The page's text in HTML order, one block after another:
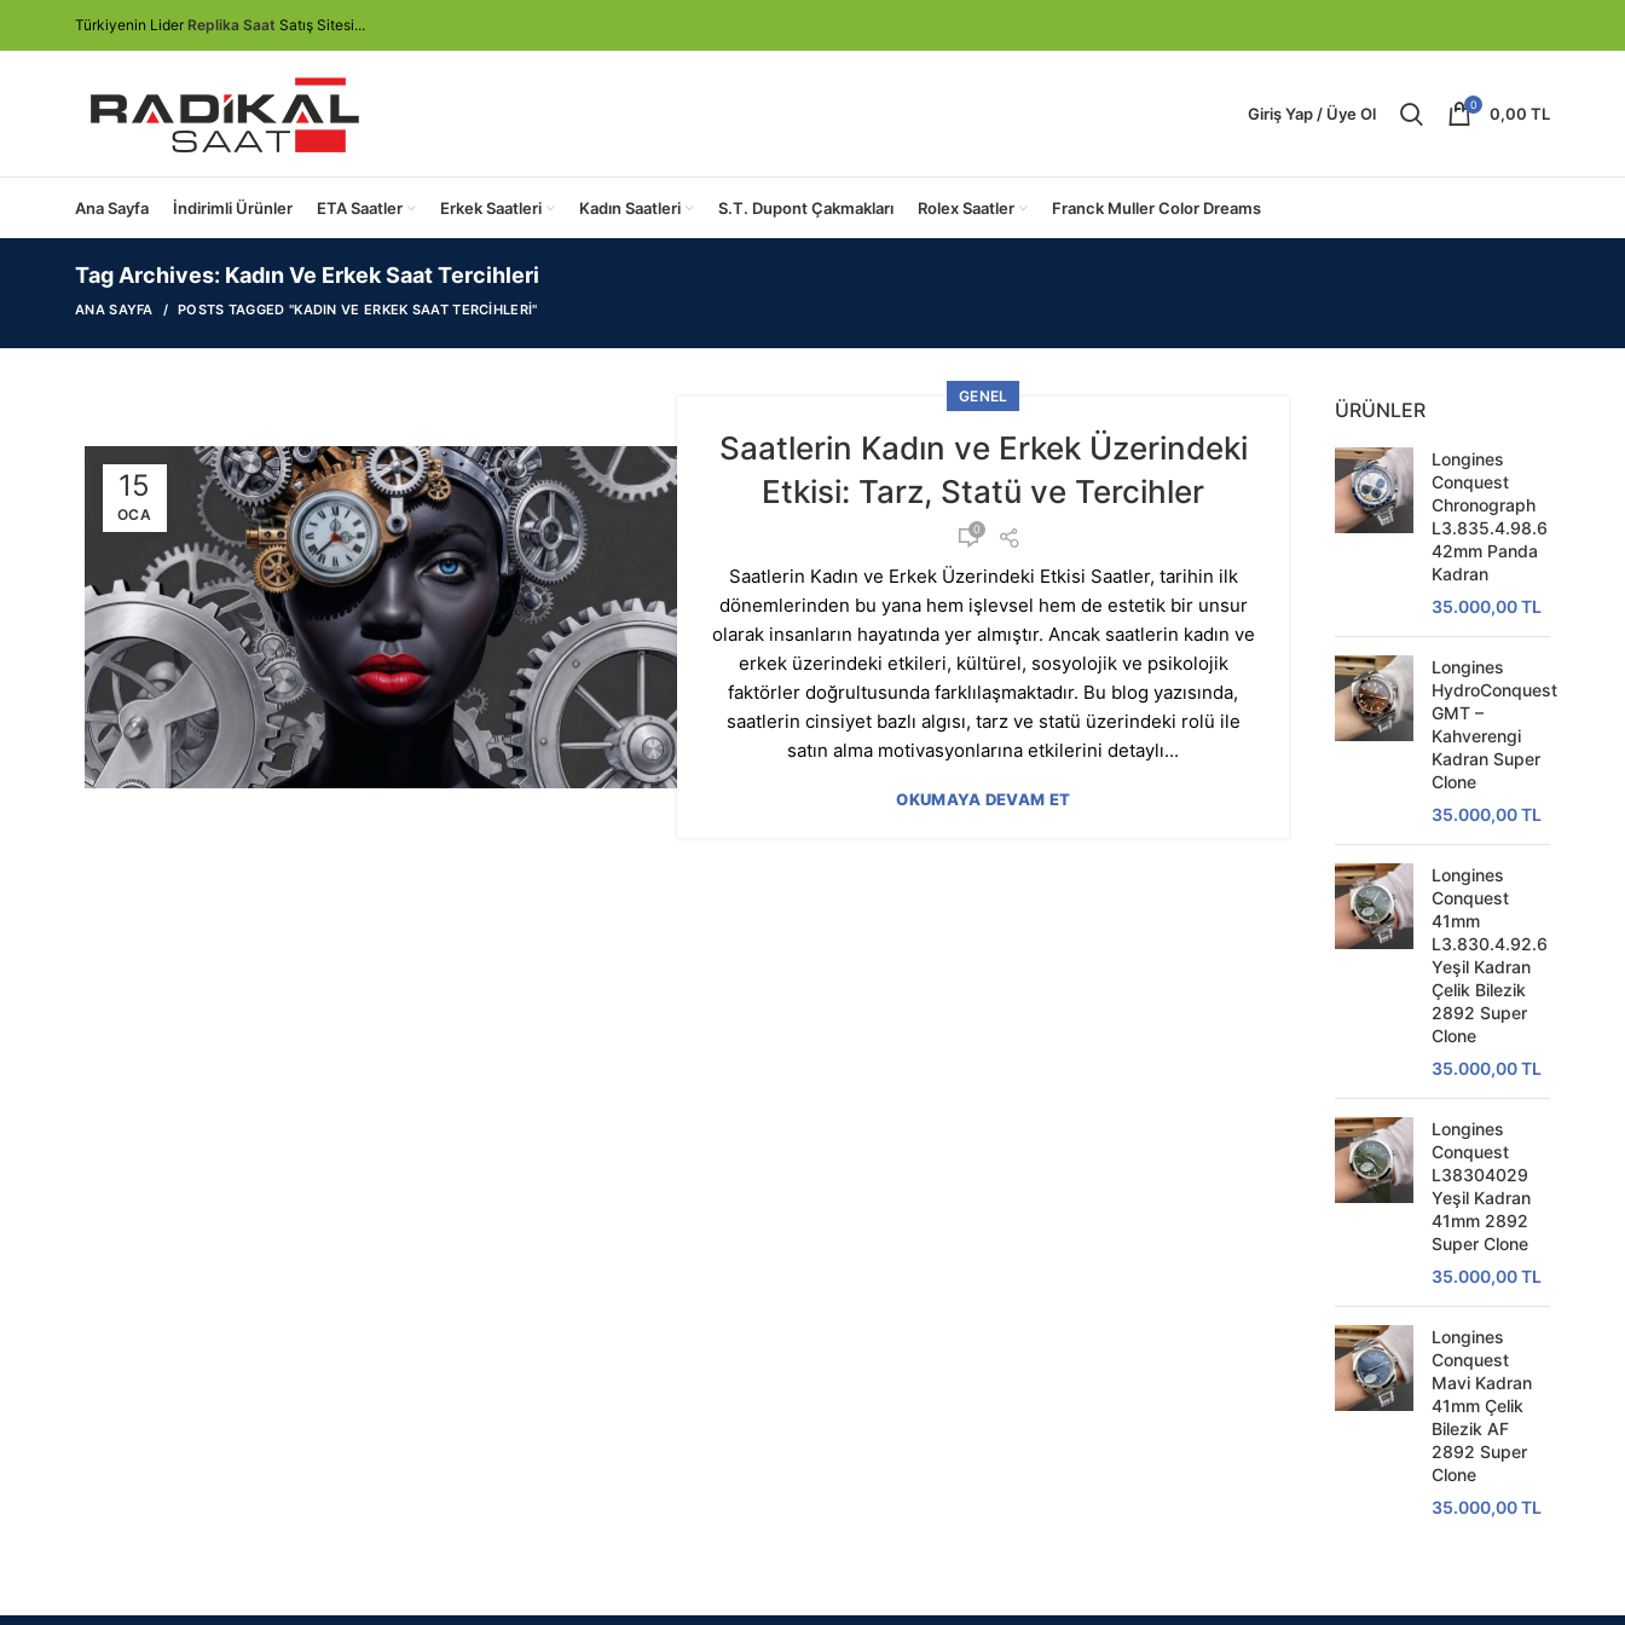
Türkiyenin Lider Replika Saat Satış Sitesi...
Giriş Yap / Üye Ol 0 0,00 TL
Ana Sayfa İndirimli Ürünler ETA Saatler Erkek Saatleri Kadın Saatleri S.T. Dupont Çakmakları Rolex Saatler Franck Muller Color Dreams
Tag Archives: Kadın Ve Erkek Saat Tercihleri
ANA SAYFA POSTS TAGGED "KADIN VE ERKEK SAAT TERCIHLERI"
15
OCA
GENEL
Saatlerin Kadın ve Erkek Üzerindeki
Etkisi: Tarz, Statü ve Tercihler
0
Saatlerin Kadın ve Erkek Üzerindeki Etkisi Saatler, tarihin ilk
dönemlerinden bu yana hem işlevsel hem de estetik bir unsur
olarak insanların hayatında yer almıştır. Ancak saatlerin kadın ve
erkek üzerindeki etkileri, kültürel, sosyolojik ve psikolojik
faktörler doğrultusunda farklılaşmaktadır. Bu blog yazısında,
saatlerin cinsiyet bazlı algısı, tarz ve statü üzerindeki rolü ile
satın alma motivasyonlarına etkilerini detaylı...
OKUMAYA DEVAM ET
ÜRÜNLER
Longines
Conquest
Chronograph
L3.835.4.98.6
42mm Panda
Kadran
35.000,00TL
Longines
HydroConquest
GMT –
Kahverengi
Kadran Super
Clone
35.000,00TL
Longines
Conquest
41mm
L3.830.4.92.6
Yeşil Kadran
Çelik Bilezik
2892 Super
Clone
35.000,00TL
Longines
Conquest
L38304029
Yeşil Kadran
41mm 2892
Super Clone
35.000,00TL
Longines
Conquest
Mavi Kadran
41mm Çelik
Bilezik AF
2892 Super
Clone
35.000,00TL